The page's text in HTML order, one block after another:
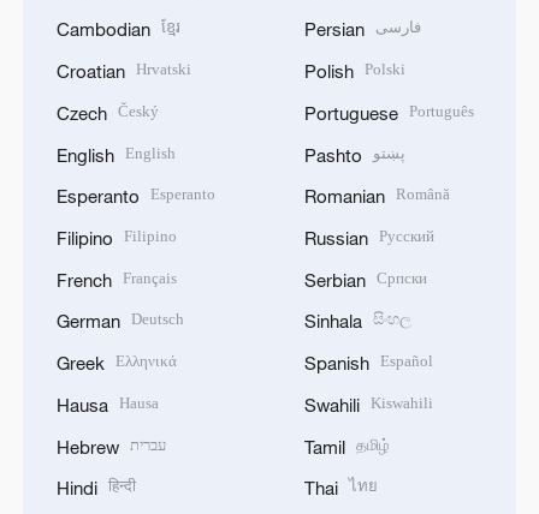
Cambodian ខ្មែរ
Croatian Hrvatski
Czech Český
English English
Esperanto Esperanto
Filipino Filipino
French Français
German Deutsch
Greek Ελληνικά
Hausa Hausa
Hebrew עברית
Hindi हिन्दी
Persian فارسی
Polish Polski
Portuguese Português
Pashto پښتو
Romanian Română
Russian Русский
Serbian Српски
Sinhala සිංහල
Spanish Español
Swahili Kiswahili
Tamil தமிழ்
Thai ไทย